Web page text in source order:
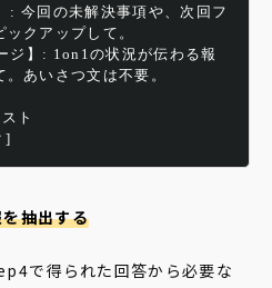
: 今回の未解決事項や、次回フ
クアップして。
ジ】: 1on1の状況が伝わる報
あいさつ文は不要。
ト
]
抽出する
で得られた回答から必要な